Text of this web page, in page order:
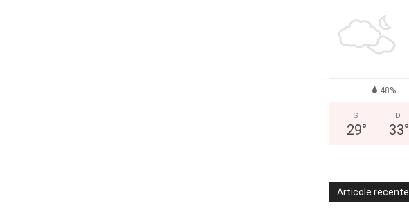
48%
S
29°
D
33°
Articole recente